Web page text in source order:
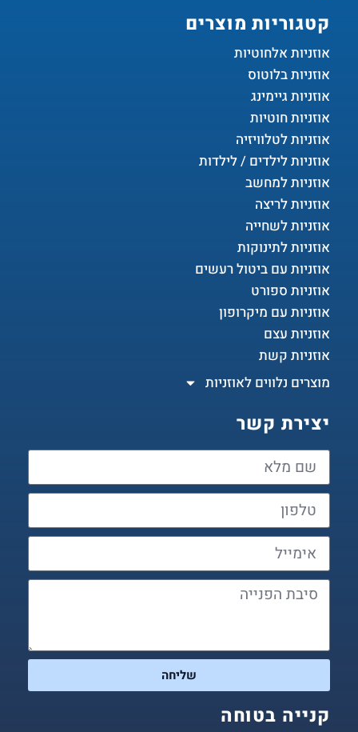
קטגוריות מוצרים
אוזניות אלחוטיות
אוזניות בלוטוס
אוזניות גיימינג
אוזניות חוטיות
אוזניות לטלוויזיה
אוזניות לילדים / לילדות
אוזניות למחשב
אוזניות לריצה
אוזניות לשחייה
אוזניות לתינוקות
אוזניות עם ביטול רעשים
אוזניות ספורט
אוזניות עם מיקרופון
אוזניות עצם
אוזניות קשת
מוצרים נלווים לאוזניות
יצירת קשר
שליחה
קנייה בטוחה